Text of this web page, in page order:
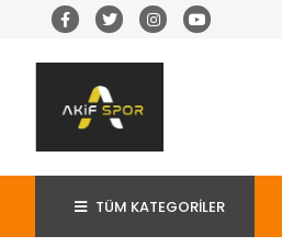
TÜM KATEGORİLER